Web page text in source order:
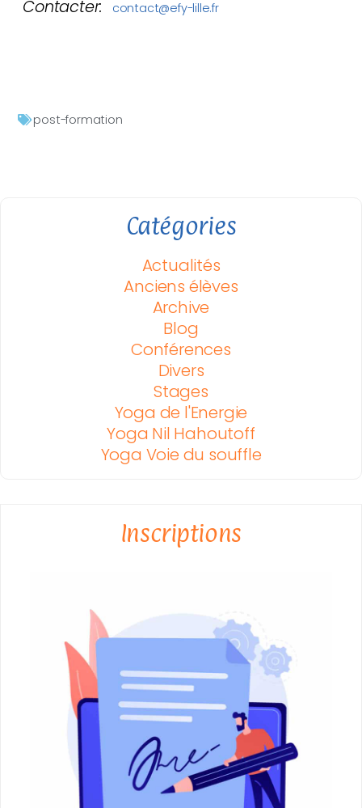
Catégories
Actualités
Anciens élèves
Archive
Blog
Conférences
Divers
Stages
Yoga de l'Energie
Yoga Nil Hahoutoff
Yoga Voie du souffle
Inscriptions
Contacter:
contact@efy-lille.fr
post-formation